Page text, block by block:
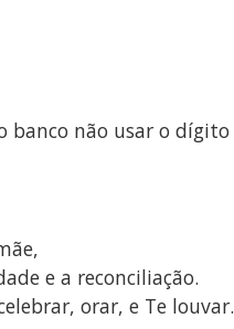
banco não usar o dígito
e a reconciliação.
orar, e Te louvar.